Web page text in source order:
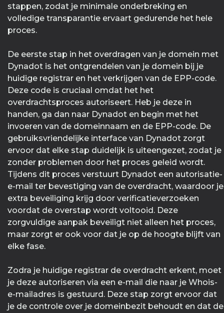
stappen, zodat je minimale onderbreking en
volledige transparantie ervaart gedurende het hele
proces.
De eerste stap in het overdragen van je domein met
Dynadot is het ontgrendelen van je domein bij je
huidige registrar en het verkrijgen van de EPP-code.
Deze code is cruciaal omdat het het
overdrachtsproces autoriseert. Heb je deze in
handen, ga dan naar Dynadot en begin met het
invoeren van de domeinnaam en de EPP-code. De
gebruiksvriendelijke interface van Dynadot zorgt
ervoor dat elke stap duidelijk is uiteengezet, zodat je
zonder problemen door het proces geleid wordt.
Tijdens dit proces verstuurt Dynadot een autorisatie-
e-mail ter bevestiging van de overdracht, waardoor je
extra beveiliging krijg door verificatieverzoeken
voordat de overstap wordt voltooid. Deze
zorgvuldige aanpak beveiligt niet alleen het proces,
maar zorgt er ook voor dat je op de hoogte blijft van
elke fase.
Zodra je huidige registrar de overdracht erkent, moet
je deze autoriseren via een e-mail die naar je Whois-
e-mailadres is gestuurd. Deze stap zorgt ervoor dat
je de controle over je domeinbezit behoudt en dat de